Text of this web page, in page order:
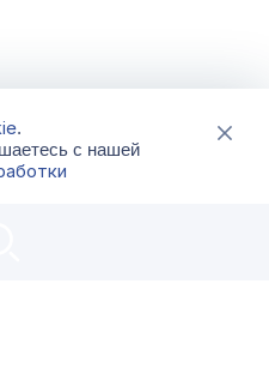
.
с нашей